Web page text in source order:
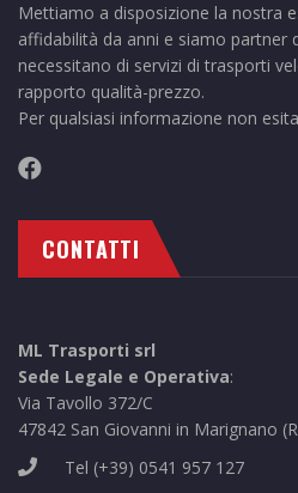
Mettiamo a disposizione la nostra
affidabilità da anni e siamo partner
necessitano di servizi di trasporti
rapporto qualità-prezzo.
Per qualsiasi informazione non
CONTATTI
ML Trasporti srl
Sede Legale e Operativa:
Via Tavollo 372/C
47842 San Giovanni in Marignano
Tel (+39) 0541 957 127